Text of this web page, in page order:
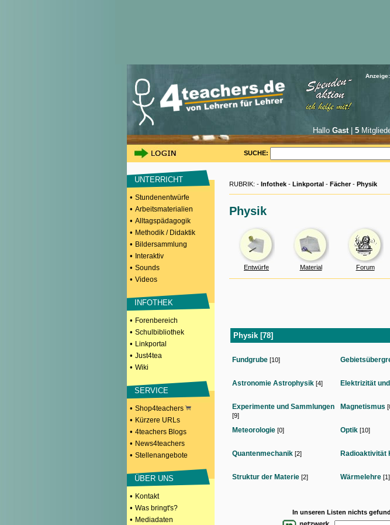
Anzeige:
Hallo Gast| 5
SUCHE:
UNTERRICHT
• Stundenentwürfe
• Arbeitsmaterialien
• Alltagspädagogik
• Methodik / Didaktik
• Bildersammlung
• Interaktiv
• Sounds
• Videos
INFOTHEK
• Forenbereich
• Schulbibliothek
• Linkportal
• Just4tea
• Wiki
SERVICE
• Shop4teachers
• Kürzere URLs
• 4teachers Blogs
• News4teachers
• Stellenangebote
ÜBER UNS
• Kontakt
• Was bringt's?
• Mediadaten
RUBRIK: - Infothek - Linkportal - Fächer- Physik
Physik
Entwürfe Material Forum
Physik [78]
Fundgrube [10]
Astronomie Astrophysik [4] Elektrizität
Experimente und Sammlungen
[9]
Magnetismus
Meteorologie [0] Optik [10]
Quantenmechanik [2] Radioaktivität
Struktur der Materie [2] Wärmelehre [1]
In unseren Listen nichts